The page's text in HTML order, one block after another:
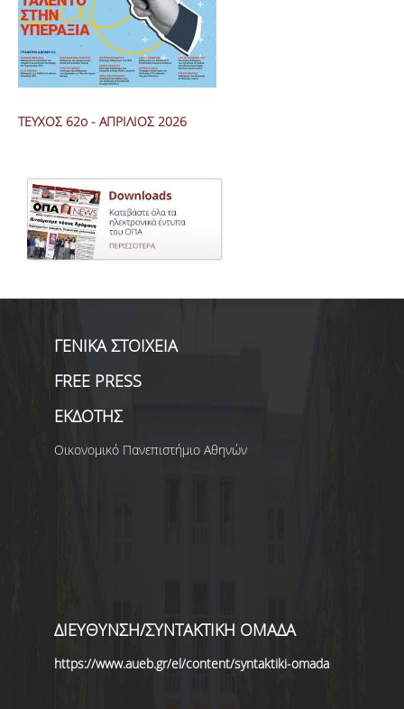
ΤΕΥΧΟΣ 62ο - ΑΠΡΙΛΙΟΣ 2026
ΓΕΝΙΚΑ ΣΤΟΙΧΕΙΑ
FREE PRESS
ΕΚΔΟΤΗΣ
Οικονομικό Πανεπιστήμιο Αθηνών
ΔΙΕΥΘΥΝΣΗ/ΣΥΝΤΑΚΤΙΚΗ ΟΜΑΔΑ
https://www.aueb.gr/el/content/syntaktiki-omada